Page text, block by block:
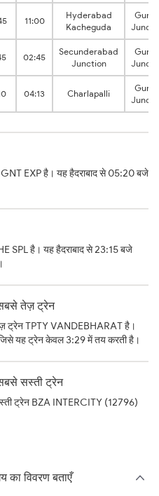
11:00
Hyderabad
Kacheguda
02:45
Secunderabad
Junction
04:13 Charlapalli
GNT EXP है। यह हैदराबाद से 05:20 बजे
SPL है। यह हैदराबाद से 23:15 बजे
तेज़ ट्रेन
ट्रेन TPTY VANDEBHARAT है।
जिसे यह ट्रेन केवल 3:29 में तय करती है।
सस्ती ट्रेन
ट्रेन BZA INTERCITY (12796)
का विवरण बताएँ